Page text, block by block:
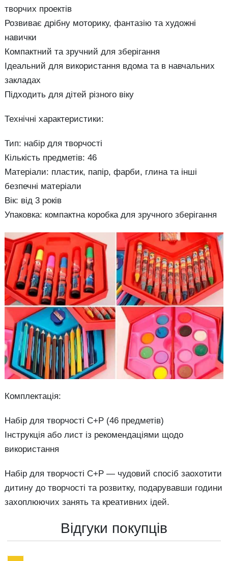
творчих проектів
Розвиває дрібну моторику, фантазію та художні
навички
Компактний та зручний для зберігання
Ідеальний для використання вдома та в навчальних
закладах
Підходить для дітей різного віку
Технічні характеристики:
Тип: набір для творчості
Кількість предметів: 46
Матеріали: пластик, папір, фарби, глина та інші
безпечні матеріали
Вік: від 3 років
Упаковка: компактна коробка для зручного зберігання
Комплектація:
Набір для творчості С+Р (46 предметів)
Інструкція або лист із рекомендаціями щодо
використання
Набір для творчості С+Р — чудовий спосіб заохотити
дитину до творчості та розвитку, подарувавши години
захоплюючих занять та креативних ідей.
Відгуки покупців